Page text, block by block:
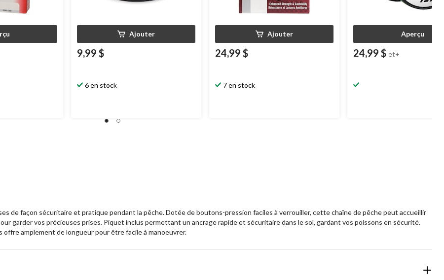
Ajouter
9,99 $
6 en stock
Ajouter
24,99 $
7 en stock
Aperçu
24,99 $ et+
de façon sécuritaire et pratique pendant la pêche. Dotée de boutons-pression faciles à verrouiller, cette chaîne de pêche peut accueillir
garder vos précieuses prises. Piquet inclus permettant un ancrage rapide et sécuritaire dans le sol, gardant vos poissons en sécurité.
amplement de longueur pour être facile à manoeuvrer.